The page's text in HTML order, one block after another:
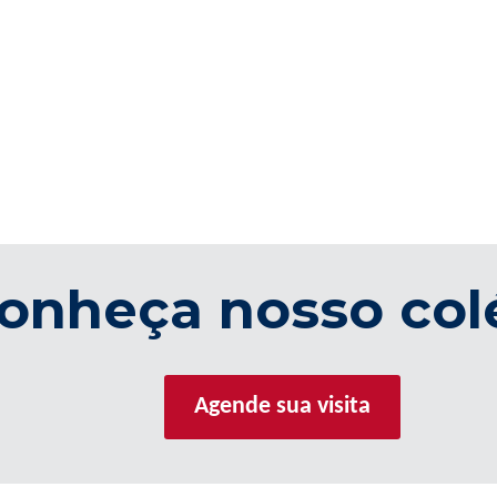
nosso
Agende sua visita